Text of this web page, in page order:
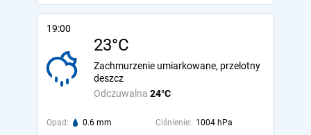
19:00
23°C
Odczuwalna 24°C
Zachmurzenie umiarkowane, przelotny
deszcz
Opad: 0.6 mm Ciśnienie: 1004 hPa